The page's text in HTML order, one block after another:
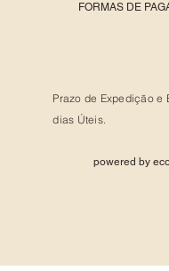
FORMAS DE
Prazo de Expedição e
dias Úteis.
powered by